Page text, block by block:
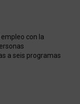
con la
a seis programas